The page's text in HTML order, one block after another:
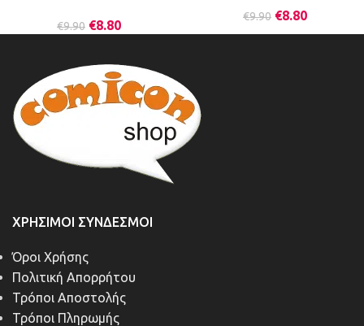
€9.90 €8.80
€9.90 €8.80
ΧΡΉΣΙΜΟΙ ΣΎΝΔΕΣΜΟΙ
Όροι Χρήσης
Πολιτική Απορρήτου
Τρόποι Αποστολής
Τρόποι Πληρωμής